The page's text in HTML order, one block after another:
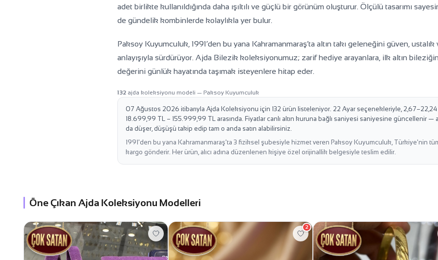
Hafif gramajlı Ajda bileziklerle her güne zarafet ve güvenle eşlik edin.
adet birlikte kullanıldığında daha ışıltılı ve güçlü bir görünüm oluşturur. Ölçülü tasarımı
de gündelik kombinlerde kolaylıkla yer bulur.
Paksoy Kuyumculuk, 1991’den bu yana Kahramanmaraş’ta altın takı geleneğini güven,
anlayışıyla sürdürüyor. Ajda Bilezik koleksiyonumuz; zarif hediye arayanlara, ilk altın
değerini günlük hayatında taşımak isteyenlere hitap eder.
132 ajda koleksiyonu modeli — Paksoy Kuyumculuk
07 Ağustos 2026 itibarıyla Ajda Koleksiyonu için 132 ürün listeleniyor. 22 Ayar seçenekleriyle, 2,67–22,24
18.699,99 TL – 155.999,99 TL arasında. Fiyatlar canlı altın kuruna bağlı saniyesi saniyesine güncellenir —
da düşer, düşüşü takip edip tam o anda satın alabilirsiniz.
1991'den bu yana Kahramanmaraş'ta 3 fiziksel şubesiyle hizmet veren Paksoy Kuyumculuk, Türkiye'nin
kargo gönderir. Her ürün, alıcı adına düzenlenen kişiye özel orijinallik belgesiyle teslim edilir.
Öne Çıkan Ajda Koleksiyonu Modelleri
2